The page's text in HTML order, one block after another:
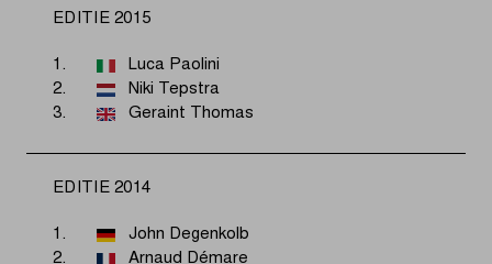
EDITIE 2015
1.
Luca Paolini
2.
Niki Tepstra
3.
Geraint Thomas
EDITIE 2014
1.
John Degenkolb
2.
Arnaud Démare